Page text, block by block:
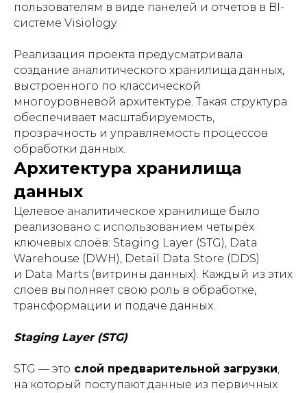
пользователям в виде панелей и отчетов в BI-
системе Visiology.
Реализация проекта предусматривала
создание аналитического хранилища данных,
выстроенного по классической
многоуровневой архитектуре. Такая структура
обеспечивает масштабируемость,
прозрачность и управляемость процессов
обработки данных.
Архитектура хранилища
данных
Целевое аналитическое хранилище было
реализовано с использованием четырёх
ключевых слоёв: Staging Layer (STG), Data
Warehouse (DWH), Detail Data Store (DDS)
и Data Marts (витрины данных). Каждый из этих
слоев выполняет свою роль в обработке,
трансформации и подаче данных.
Staging Layer (STG)
STG — это слой предварительной загрузки,
на который поступают данные из первичных